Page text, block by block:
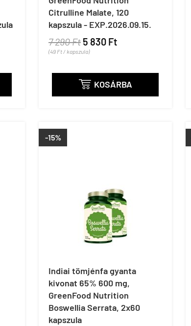
Citrulline Malate, 120
kapszula - EXP.2026.09.15.
7 290 Ft 5 830 Ft
(49 Ft / kapszula)
 KOSÁRBA
-15%
Indiai tömjénfa gyanta
kivonat 65% 600 mg,
GreenFood Nutrition
Boswellia Serrata, 2x60
kapszula